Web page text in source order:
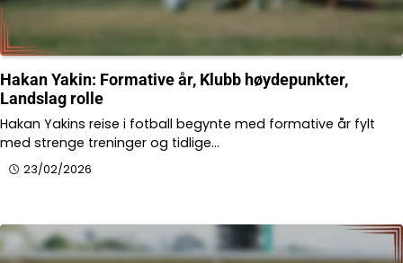
Hakan Yakin: Formative år, Klubb høydepunkter,
Landslag rolle
Hakan Yakins reise i fotball begynte med formative år fylt
med strenge treninger og tidlige…
23/02/2026